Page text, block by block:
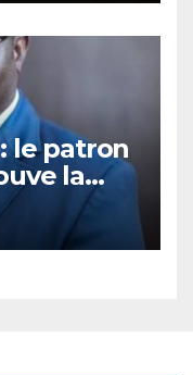
le patron
la